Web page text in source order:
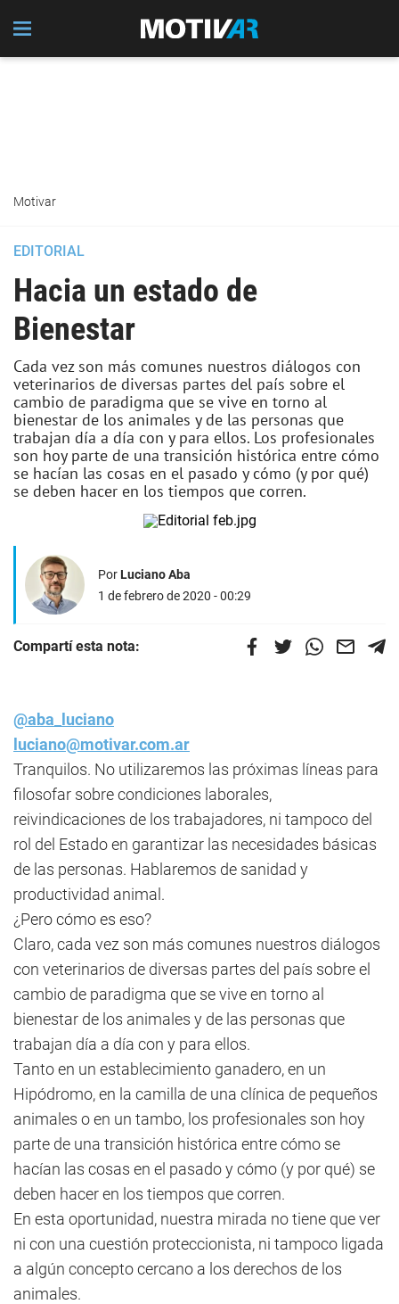
Motivar
EDITORIAL
Hacia un estado de
Bienestar
Cada vez son más comunes nuestros diálogos con
veterinarios de diversas partes del país sobre el
cambio de paradigma que se vive en torno al
bienestar de los animales y de las personas que
trabajan día a día con y para ellos. Los profesionales
son hoy parte de una transición histórica entre cómo
se hacían las cosas en el pasado y cómo (y por qué)
se deben hacer en los tiempos que corren.
PorLuciano Aba
1 de febrero de 2020 - 00:29
Compartí esta nota:
@aba_luciano
luciano@motivar.com.ar
Tranquilos. No utilizaremos las próximas líneas para
filosofar sobre condiciones laborales,
reivindicaciones de los trabajadores, ni tampoco del
rol del Estado en garantizar las necesidades básicas
de las personas. Hablaremos de sanidad y
productividad animal.
¿Pero cómo es eso?
Claro, cada vez son más comunes nuestros diálogos
con veterinarios de diversas partes del país sobre el
cambio de paradigma que se vive en torno al
bienestar de los animales y de las personas que
trabajan día a día con y para ellos.
Tanto en un establecimiento ganadero, en un
Hipódromo, en la camilla de una clínica de pequeños
animales o en un tambo, los profesionales son hoy
parte de una transición histórica entre cómo se
hacían las cosas en el pasado y cómo (y por qué) se
deben hacer en los tiempos que corren.
En esta oportunidad, nuestra mirada no tiene que ver
ni con una cuestión proteccionista, ni tampoco ligada
a algún concepto cercano a los derechos de los
animales.